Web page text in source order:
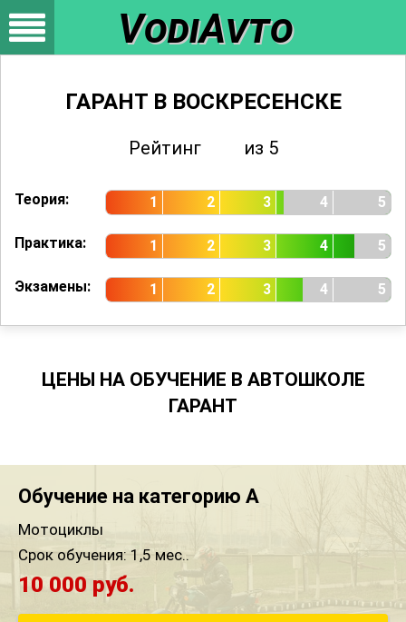
VodiAvto
ГАРАНТ В ВОСКРЕСЕНСКЕ
Рейтинг из 5
Теория:
1 2 3 4 5
Практика: 1 2 3 4 5
Экзамены: 1 2 3 4 5
ЦЕНЫ НА ОБУЧЕНИЕ В АВТОШКОЛЕ
ГАРАНТ
Обучение на категорию A
Мотоциклы
Срок обучения:1,5 мес..
10 000 руб.